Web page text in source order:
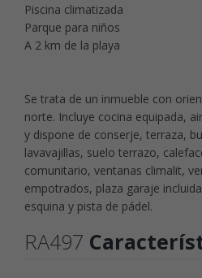
Piscina climatizada
Parque para niños
A 2 km de la playa
Se trata de un inmueble con
norte. Incluye cocina equipada,
y dispone de conserje, terraza,
lavavajillas, suelo terrazo,
comunitario, ventanas climalit,
empotrados, plaza garaje
esquina y pista de pádel.
RA497